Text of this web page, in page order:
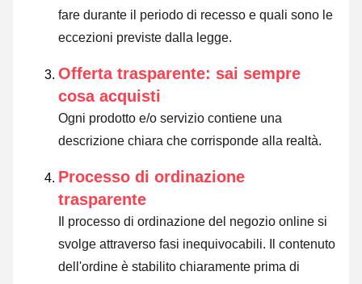
fare durante il periodo di recesso e quali sono le
eccezioni previste dalla legge.
Offerta trasparente: sai sempre
cosa acquisti
Ogni prodotto e/o servizio contiene una
descrizione chiara che corrisponde alla realtà.
Processo di ordinazione
trasparente
Il processo di ordinazione del negozio online si
svolge attraverso fasi inequivocabili. Il contenuto
dell'ordine è stabilito chiaramente prima di